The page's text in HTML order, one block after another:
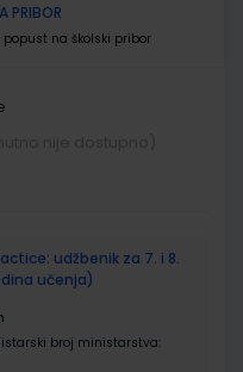
PRIBOR
na školski pribor
udžbenik za 7. i 8.
učenja)
broj ministarstva: